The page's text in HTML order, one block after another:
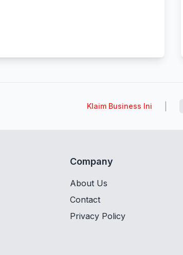
Klaim Business Ini
Company
About Us
Contact
Privacy Policy